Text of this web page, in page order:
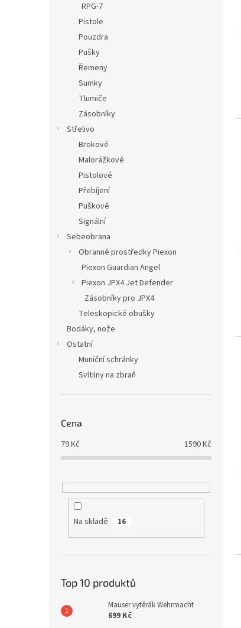
RPG-7
Pistole
Pouzdra
Pušky
Řemeny
Sumky
Tlumiče
Zásobníky
Střelivo
Brokové
Malorážkové
Pistolové
Přebíjení
Puškové
Signální
Sebeobrana
Obranné prostředky Piexon
Piexon Guardian Angel
Piexon JPX4 Jet Defender
Zásobníky pro JPX4
Teleskopické obušky
Bodáky, nože
Ostatní
Muniční schránky
Svítilny na zbraň
Cena
79Kč 1590Kč
Na skladě 16
Top 10 produktů
Mauser vytěrák Wehrmacht
699 Kč